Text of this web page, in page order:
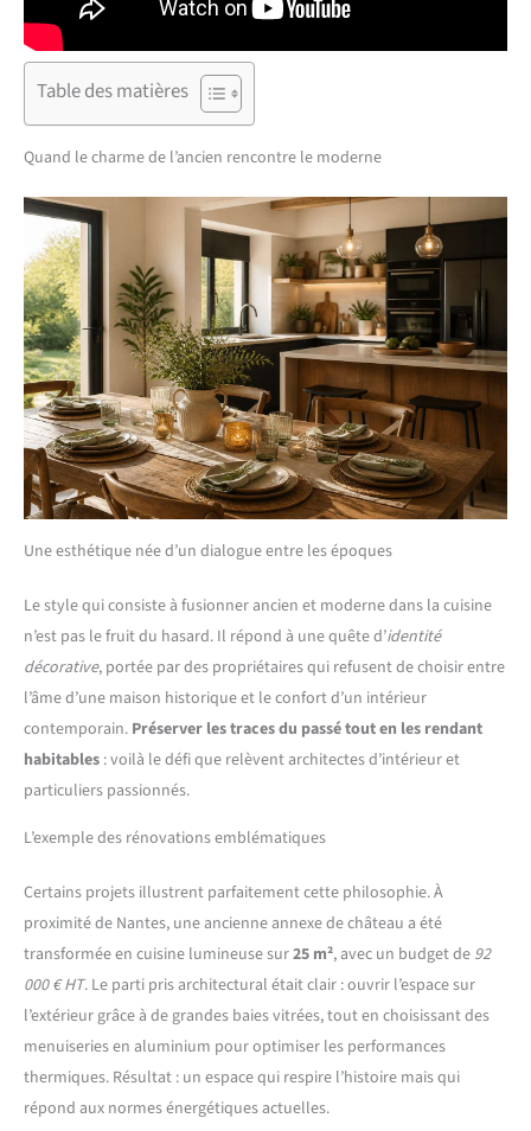
Table des matières
Quand le charme de l’ancien rencontre le moderne
Une esthétique née d’un dialogue entre les époques
Le style qui consiste à fusionner ancien et moderne dans la cuisine
n’est pas le fruit du hasard. Il répond à une quête d’identité
décorative, portée par des propriétaires qui refusent de choisir entre
l’âme d’une maison historique et le confort d’un intérieur
contemporain. Préserver les traces du passé tout en les rendant
habitables : voilà le défi que relèvent architectes d’intérieur et
particuliers passionnés.
L’exemple des rénovations emblématiques
Certains projets illustrent parfaitement cette philosophie. À
proximité de Nantes, une ancienne annexe de château a été
transformée en cuisine lumineuse sur25 m², avec un budget de 92
000 € HT. Le parti pris architectural était clair : ouvrir l’espace sur
l’extérieur grâce à de grandes baies vitrées, tout en choisissant des
menuiseries en aluminium pour optimiser les performances
thermiques. Résultat : un espace qui respire l’histoire mais qui
répond aux normes énergétiques actuelles.